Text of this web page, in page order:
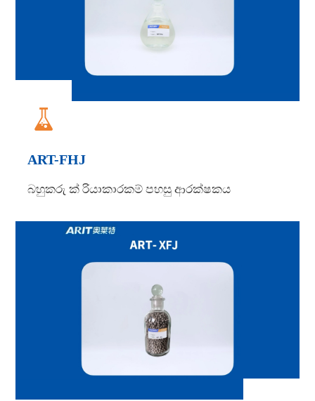

ART-FHJ
බහුකරු ක් රියාකාරකම් පහසු ආරක්ෂකය